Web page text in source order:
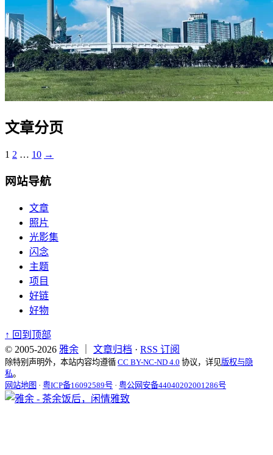
文章分页
1 2 … 10 →
网站导航
文章
照片
光影集
闪念
主题
项目
好链
好物
↑ 回到顶部
© 2005-2026 雅余 文章归档 · RSS 订阅
除特别声明外，本站内容均遵循 CC BY-NC-ND 4.0 协议，详见版权与隐
私。
网站地图 · 粤ICP备16092589号 · 粤公网安备44040202001286号